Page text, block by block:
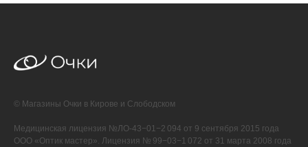
© Магазины Очки в Кирове и Слободском
Медицинская лицензия №ЛО-43−01−2 094 от 9 сентября 2015 года
ООО «Оптик мастер». Лицензия № 99−03−1 072 от 31 марта 2008 года